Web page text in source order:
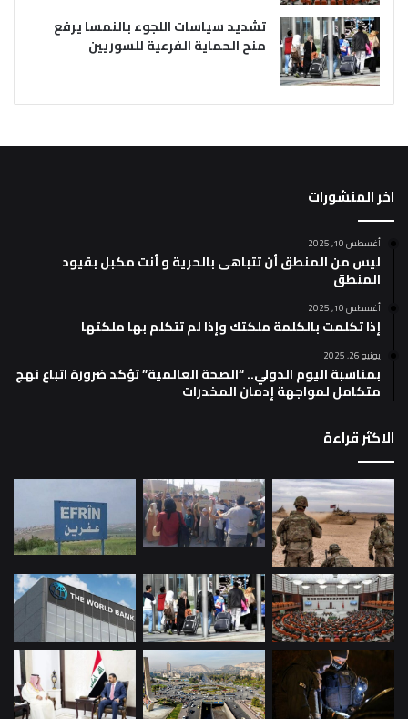
تشديد سياسات اللجوء بالنمسا يرفع
منح الحماية الفرعية للسوريين
اخر المنشورات
أغسطس 10, 2025
ليس من المنطق أن تتباهى بالحرية و أنت مكبل بقيود
المنطق
أغسطس 10, 2025
إذا تكلمت بالكلمة ملكتك وإذا لم تتكلم بها ملكتها
يونيو 26, 2025
بمناسبة اليوم الدولي.. “الصحة العالمية” تؤكد ضرورة اتباع نهج
متكامل لمواجهة إدمان المخدرات
الاكثر قراءة